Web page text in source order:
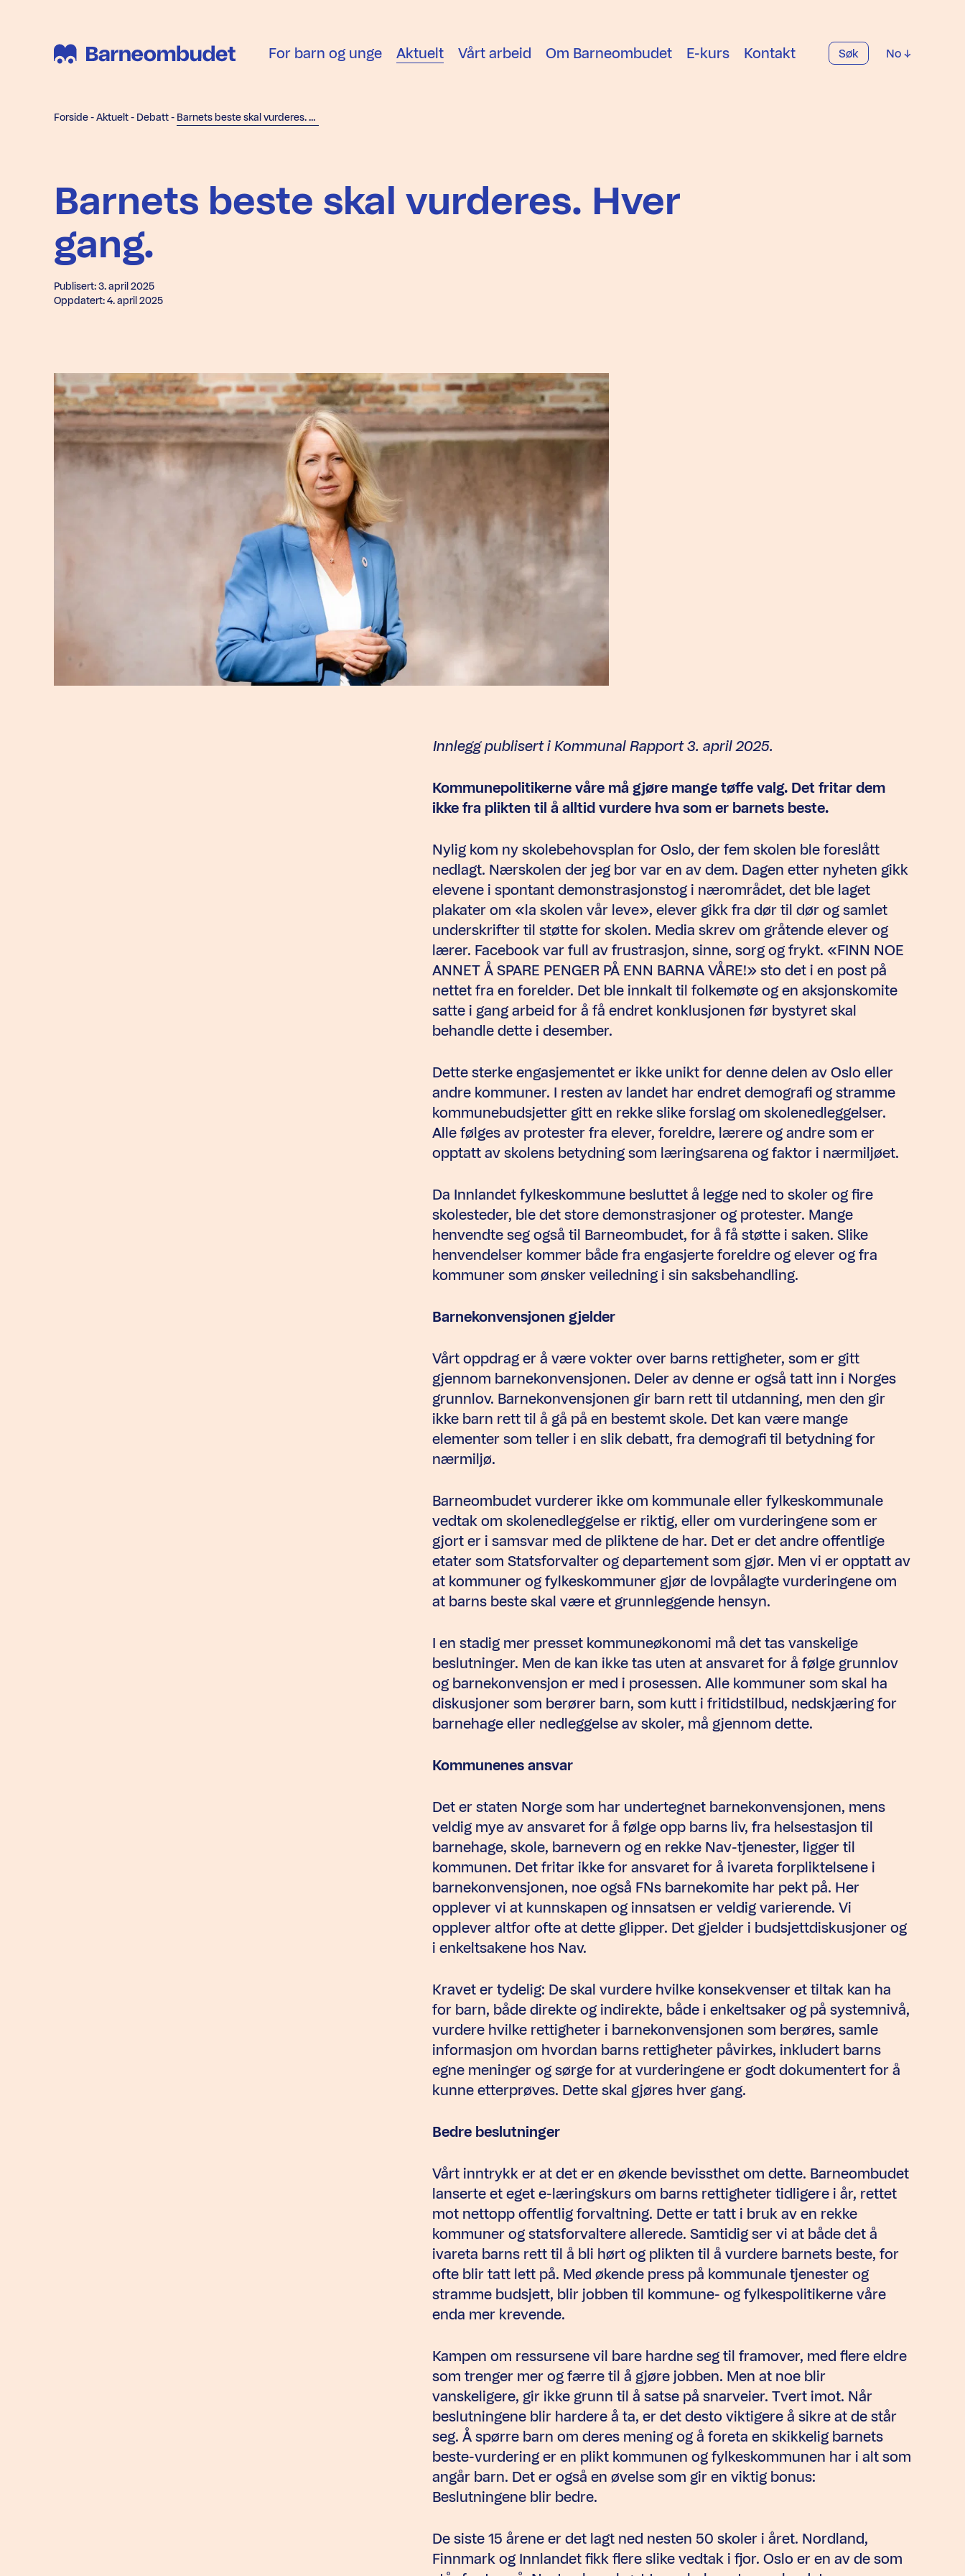
For barn og unge Aktuelt Vårt arbeid Om Barneombudet E-kurs Kontakt Søk No
Forside-Aktuelt- Debatt- Barnets beste skal vurderes. Hver gang.
Barnets beste skal vurderes. Hver
gang.
Publisert: 3. april 2025
Oppdatert: 4. april 2025
Innlegg publisert i Kommunal Rapport 3. april 2025.
Kommunepolitikerne våre må gjøre mange tøffe valg. Det fritar dem
ikke fra plikten til å alltid vurdere hva som er barnets beste.
Nylig kom ny skolebehovsplan for Oslo, der fem skolen ble foreslått
nedlagt. Nærskolen der jeg bor var en av dem. Dagen etter nyheten gikk
elevene i spontant demonstrasjonstog i nærområdet, det ble laget
plakater om «la skolen vår leve», elever gikk fra dør til dør og samlet
underskrifter til støtte for skolen. Media skrev om gråtende elever og
lærer. Facebook var full av frustrasjon, sinne, sorg og frykt. «FINN NOE
ANNET Å SPARE PENGER PÅ ENN BARNA VÅRE!» sto det i en post på
nettet fra en forelder. Det ble innkalt til folkemøte og en aksjonskomite
satte i gang arbeid for å få endret konklusjonen før bystyret skal
behandle dette i desember.
Dette sterke engasjementet er ikke unikt for denne delen av Oslo eller
andre kommuner. I resten av landet har endret demografi og stramme
kommunebudsjetter gitt en rekke slike forslag om skolenedleggelser.
Alle følges av protester fra elever, foreldre, lærere og andre som er
opptatt av skolens betydning som læringsarena og faktor i nærmiljøet.
Da Innlandet fylkeskommune besluttet å legge ned to skoler og fire
skolesteder, ble det store demonstrasjoner og protester. Mange
henvendte seg også til Barneombudet, for å få støtte i saken. Slike
henvendelser kommer både fra engasjerte foreldre og elever og fra
kommuner som ønsker veiledning i sin saksbehandling.
Barnekonvensjonen gjelder
Vårt oppdrag er å være vokter over barns rettigheter, som er gitt
gjennom barnekonvensjonen. Deler av denne er også tatt inn i Norges
grunnlov. Barnekonvensjonen gir barn rett til utdanning, men den gir
ikke barn rett til å gå på en bestemt skole. Det kan være mange
elementer som teller i en slik debatt, fra demografi til betydning for
nærmiljø.
Barneombudet vurderer ikke om kommunale eller fylkeskommunale
vedtak om skolenedleggelse er riktig, eller om vurderingene som er
gjort er i samsvar med de pliktene de har. Det er det andre offentlige
etater som Statsforvalter og departement som gjør. Men vi er opptatt av
at kommuner og fylkeskommuner gjør de lovpålagte vurderingene om
at barns beste skal være et grunnleggende hensyn.
I en stadig mer presset kommuneøkonomi må det tas vanskelige
beslutninger. Men de kan ikke tas uten at ansvaret for å følge grunnlov
og barnekonvensjon er med i prosessen. Alle kommuner som skal ha
diskusjoner som berører barn, som kutt i fritidstilbud, nedskjæring for
barnehage eller nedleggelse av skoler, må gjennom dette.
Kommunenes ansvar
Det er staten Norge som har undertegnet barnekonvensjonen, mens
veldig mye av ansvaret for å følge opp barns liv, fra helsestasjon til
barnehage, skole, barnevern og en rekke Nav-tjenester, ligger til
kommunen. Det fritar ikke for ansvaret for å ivareta forpliktelsene i
barnekonvensjonen, noe også FNs barnekomite har pekt på. Her
opplever vi at kunnskapen og innsatsen er veldig varierende. Vi
opplever altfor ofte at dette glipper. Det gjelder i budsjettdiskusjoner og
i enkeltsakene hos Nav.
Kravet er tydelig: De skal vurdere hvilke konsekvenser et tiltak kan ha
for barn, både direkte og indirekte, både i enkeltsaker og på systemnivå,
vurdere hvilke rettigheter i barnekonvensjonen som berøres, samle
informasjon om hvordan barns rettigheter påvirkes, inkludert barns
egne meninger og sørge for at vurderingene er godt dokumentert for å
kunne etterprøves. Dette skal gjøres hver gang.
Bedre beslutninger
Vårt inntrykk er at det er en økende bevissthet om dette. Barneombudet
lanserte et eget e-læringskurs om barns rettigheter tidligere i år, rettet
mot nettopp offentlig forvaltning. Dette er tatt i bruk av en rekke
kommuner og statsforvaltere allerede. Samtidig ser vi at både det å
ivareta barns rett til å bli hørt og plikten til å vurdere barnets beste, for
ofte blir tatt lett på. Med økende press på kommunale tjenester og
stramme budsjett, blir jobben til kommune- og fylkespolitikerne våre
enda mer krevende.
Kampen om ressursene vil bare hardne seg til framover, med flere eldre
som trenger mer og færre til å gjøre jobben. Men at noe blir
vanskeligere, gir ikke grunn til å satse på snarveier. Tvert imot. Når
beslutningene blir hardere å ta, er det desto viktigere å sikre at de står
seg. Å spørre barn om deres mening og å foreta en skikkelig barnets
beste-vurdering er en plikt kommunen og fylkeskommunen har i alt som
angår barn. Det er også en øvelse som gir en viktig bonus:
Beslutningene blir bedre.
De siste 15 årene er det lagt ned nesten 50 skoler i året. Nordland,
Finnmark og Innlandet fikk flere slike vedtak i fjor. Oslo er en av de som